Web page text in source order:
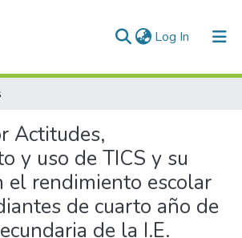
Log In (current)
Actitudes,
y uso de TICS y su
el rendimiento escolar
de cuarto año de
de la I.E.